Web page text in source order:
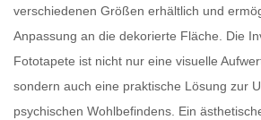
verschiedenen Größen erhältlich und
Anpassung an die dekorierte Fläche. Die
Fototapete ist nicht nur eine visuelle
sondern auch eine praktische Lösung zur
psychischen Wohlbefindens. Ein